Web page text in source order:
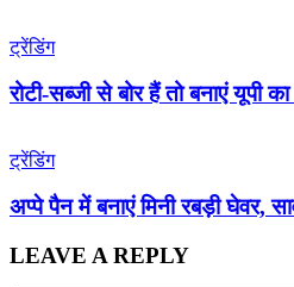
ट्रेंडिंग
रोटी-सब्जी से बोर हैं तो बनाएं यूपी
ट्रेंडिंग
अप्पे पैन में बनाएं मिनी रबड़ी घेवर,
LEAVE A REPLY